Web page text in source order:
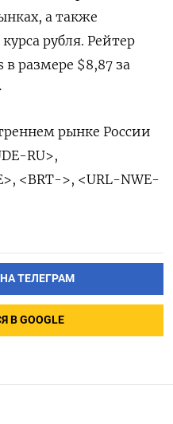
а также
рубля. Рейтер
в размере $8,87 за
рынке России
RU>,
<BRT->, <URL-NWE-
ТЕЛЕГРАМ
GOOGLE